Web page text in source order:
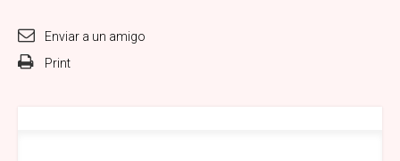
Enviar a un amigo
Print